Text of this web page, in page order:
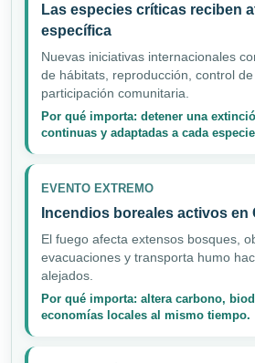
Las especies críticas reciben
específica
Nuevas iniciativas internacionales
de hábitats, reproducción, control
participación comunitaria.
Por qué importa: detener una
continuas y adaptadas a cada
EVENTO EXTREMO
Incendios boreales activos en
El fuego afecta extensos bosques,
evacuaciones y transporta humo
alejados.
Por qué importa: altera carbono,
economías locales al mismo tiempo.